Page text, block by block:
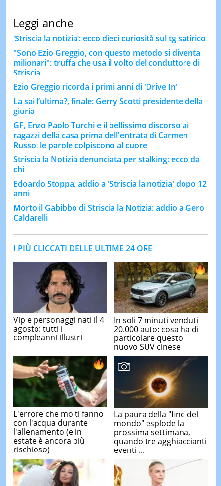
Leggi anche
‘Striscia la notizia’: ecco dieci curiosità sul tg satirico
"Sono Ezio Greggio, con questo metodo si diventa
milionari": truffa che usa il volto del conduttore di
Striscia
Ezio Greggio ricorda i primi anni di 'Drive In'
La sai l’ultima?, finale: Gerry Scotti presidente della
giuria
GF, Enzo Paolo Turchi e il bellissimo discorso ai
ragazzi della casa prima dell'entrata di Carmen
Russo: le parole colpiscono al cuore
Striscia la Notizia denunciata per stalking: ecco da
chi
Edoardo Stoppa, addio a 'Striscia la notizia' dopo 12
anni
Morto il Gabibbo di Striscia la Notizia: addio a Gero
Caldarelli
I PIÙ CLICCATI DELLE ULTIME 24 ORE
Vip e personaggi nati il 4
agosto: tutti i
compleanni illustri
In soli 7 minuti venduti
20.000 auto: cosa ha di
particolare questo
nuovo SUV cinese
L'errore che molti fanno
con l'acqua durante
l'allenamento (e in
estate è ancora più
rischioso)
La paura della "fine del
mondo" esplode la
prossima settimana,
quando tre agghiaccianti
eventi ...